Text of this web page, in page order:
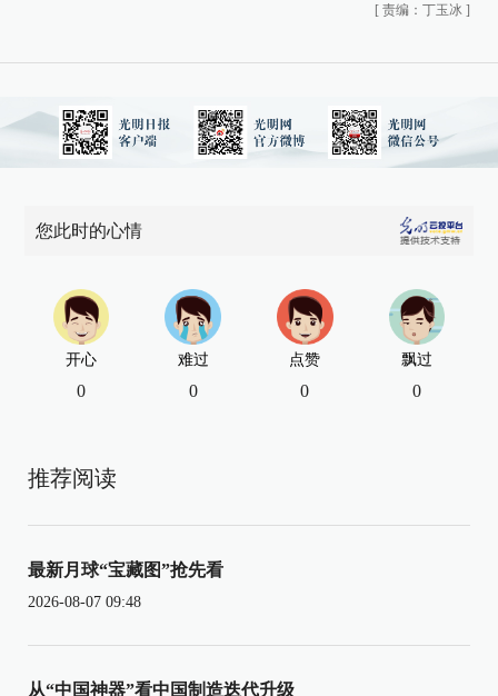
[ 责编：丁玉冰 ]
您此时的心情
开心
0
难过
0
点赞
0
飘过
0
推荐阅读
最新月球“宝藏图”抢先看
2026-08-07 09:48
从“中国神器”看中国制造迭代升级